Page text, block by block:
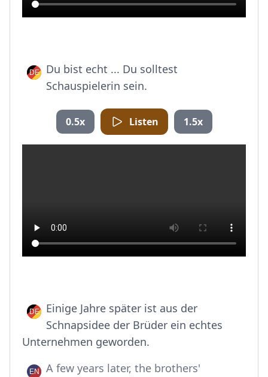
Du bist echt ... Du solltest
Schauspielerin sein.
0.5x Listen 1.5x
Einige Jahre später ist aus der
Schnapsidee der Brüder ein echtes
Unternehmen geworden.
A few years later, the brothers'